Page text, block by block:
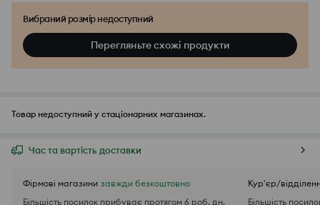
Вибраний розмір недоступний
Перегляньте схожі продукти
Товар недоступний у стаціонарних магазинах.
Час та вартість доставки
Фірмові магазини завжди безкоштовно
Більшість посилок прибуває протягом 6 роб. дн.
Кур'єр/
Більшість